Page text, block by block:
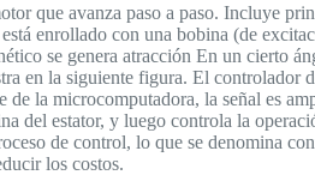
que avanza paso a paso. Incluye
enrollado con una bobina (de
se genera atracción En un cierto
en la siguiente figura. El controlador
de la microcomputadora, la señal es
del estator, y luego controla la
de control, lo que se denomina
los costos.